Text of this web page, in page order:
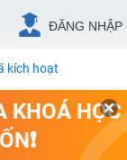
ĐĂNG NHẬP
kích hoạt
KHOÁ HỌC